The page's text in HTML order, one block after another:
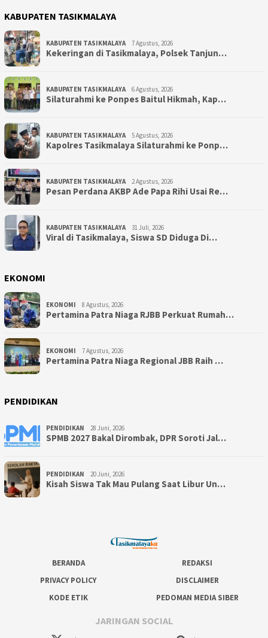
KABUPATEN TASIKMALAYA
KABUPATEN TASIKMALAYA 7 Agustus, 2026
Kekeringan di Tasikmalaya, Polsek Tanjun…
KABUPATEN TASIKMALAYA 6 Agustus, 2026
Silaturahmi ke Ponpes Baitul Hikmah, Kap…
KABUPATEN TASIKMALAYA 5 Agustus, 2026
Kapolres Tasikmalaya Silaturahmi ke Ponp…
KABUPATEN TASIKMALAYA 2 Agustus, 2026
Pesan Perdana AKBP Ade Papa Rihi Usai Re…
KABUPATEN TASIKMALAYA 31 Juli, 2026
Viral di Tasikmalaya, Siswa SD Diduga Di…
EKONOMI
EKONOMI 8 Agustus, 2026
Pertamina Patra Niaga RJBB Perkuat Rumah…
EKONOMI 7 Agustus, 2026
Pertamina Patra Niaga Regional JBB Raih …
PENDIDIKAN
PENDIDIKAN 28 Juni, 2026
SPMB 2027 Bakal Dirombak, DPR Soroti Jal…
PENDIDIKAN 20 Juni, 2026
Kisah Siswa Tak Mau Pulang Saat Libur Un…
BERANDA
REDAKSI
PRIVACY POLICY
DISCLAIMER
KODE ETIK
PEDOMAN MEDIA SIBER
JARINGAN SOCIAL